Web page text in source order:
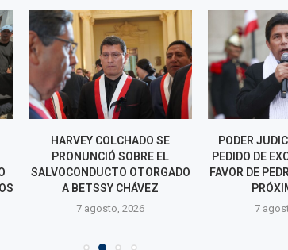
HARVEY COLCHADO SE
PRONUNCIÓ SOBRE EL
SALVOCONDUCTO OTORGADO
A BETSSY CHÁVEZ
7 agosto, 2026
PODER
PEDIDO DE
FAVOR DE
7